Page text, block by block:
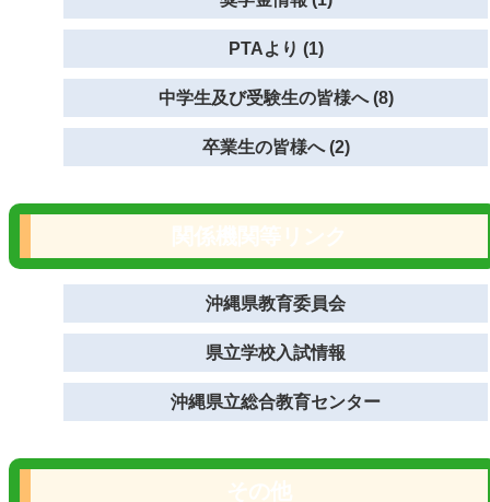
PTAより (1)
中学生及び受験生の皆様へ (8)
卒業生の皆様へ (2)
沖縄県教育委員会
県立学校入試情報
沖縄県立総合教育センター